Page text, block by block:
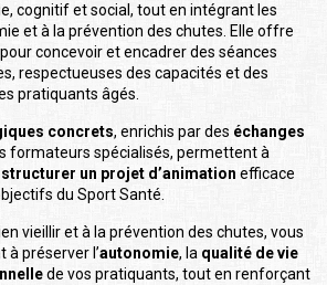
cognitif et social, tout en intégrant les
et à la prévention des chutes. Elle offre
concevoir et encadrer des séances
respectueuses des capacités et des
pratiquants âgés.
concrets, enrichis par des échanges
formateurs spécialisés, permettent à
structurer un projet d’animation efficace
du Sport Santé.
vieillir et à la prévention des chutes, vous
préserver l’autonomie, la qualité de vie
de vos pratiquants, tout en renforçant